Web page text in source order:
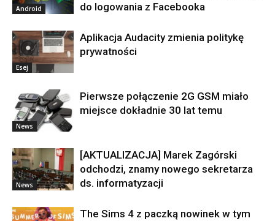
Android
do logowania z Facebooka
Esej
Aplikacja Audacity zmienia politykę
prywatności
News
Pierwsze połączenie 2G GSM miało
miejsce dokładnie 30 lat temu
News
[AKTUALIZACJA] Marek Zagórski
odchodzi, znamy nowego sekretarza
ds. informatyzacji
The Sims 4 z paczką nowinek w tym